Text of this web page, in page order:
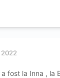
fost la Inna , la